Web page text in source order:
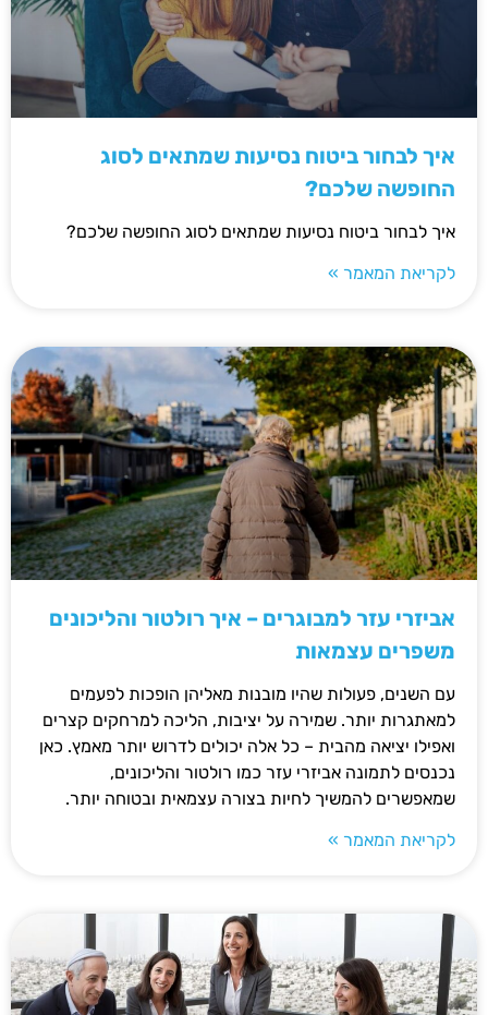
איך לבחור ביטוח נסיעות שמתאים לסוג
החופשה שלכם?
איך לבחור ביטוח נסיעות שמתאים לסוג החופשה שלכם?
לקריאת המאמר »
אביזרי עזר למבוגרים – איך רולטור והליכונים
משפרים עצמאות
עם השנים, פעולות שהיו מובנות מאליהן הופכות לפעמים
למאתגרות יותר. שמירה על יציבות, הליכה למרחקים קצרים
ואפילו יציאה מהבית – כל אלה יכולים לדרוש יותר מאמץ. כאן
נכנסים לתמונה אביזרי עזר כמו רולטור והליכונים,
שמאפשרים להמשיך לחיות בצורה עצמאית ובטוחה יותר.
לקריאת המאמר »